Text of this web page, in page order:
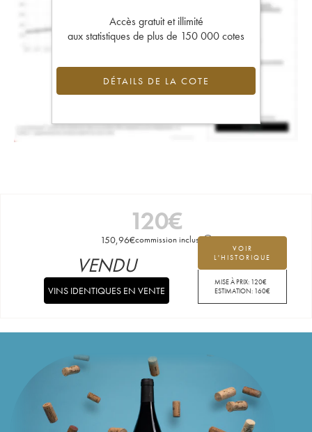
Accès gratuit et illimité
aux statistiques de plus de 150 000 cotes
DÉTAILS DE LA COTE
120€
150,96€commission incluse
VOIR
L'HISTORIQUE
MISE À PRIX: 120€
ESTIMATION: 160€
VENDU
VINS IDENTIQUES EN VENTE